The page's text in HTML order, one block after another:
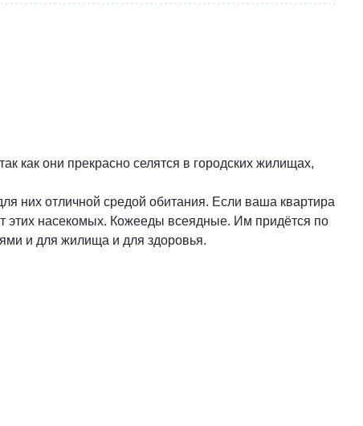
как они прекрасно селятся в городских жилищах,
них отличной средой обитания. Если ваша квартира
этих насекомых. Кожееды всеядные. Им придётся по
и для жилища и для здоровья.